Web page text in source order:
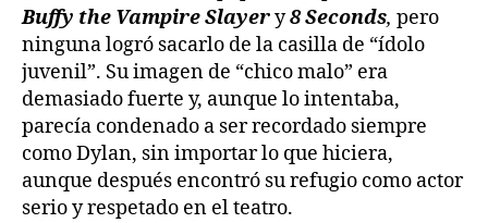
Buffy the Vampire Slayery8 Seconds, pero
ninguna logró sacarlo de la casilla de “ídolo
juvenil”. Su imagen de “chico malo” era
demasiado fuerte y, aunque lo intentaba,
parecía condenado a ser recordado siempre
como Dylan, sin importar lo que hiciera,
aunque después encontró su refugio como actor
serio y respetado en el teatro.